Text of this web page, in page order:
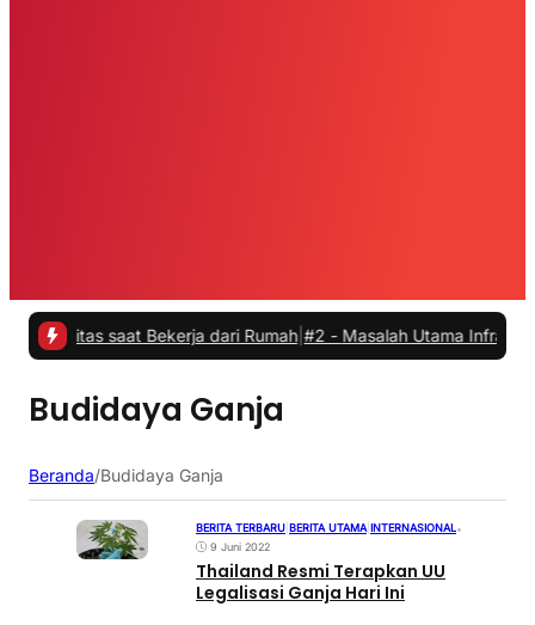
saat Bekerja dari Rumah |#2 -Masalah Utama Infrastruktur
Budidaya Ganja
Beranda/Budidaya Ganja
BERITA TERBARU BERITA UTAMA INTERNASIONAL•
9 Juni 2022
Thailand Resmi Terapkan UU
Legalisasi Ganja Hari Ini